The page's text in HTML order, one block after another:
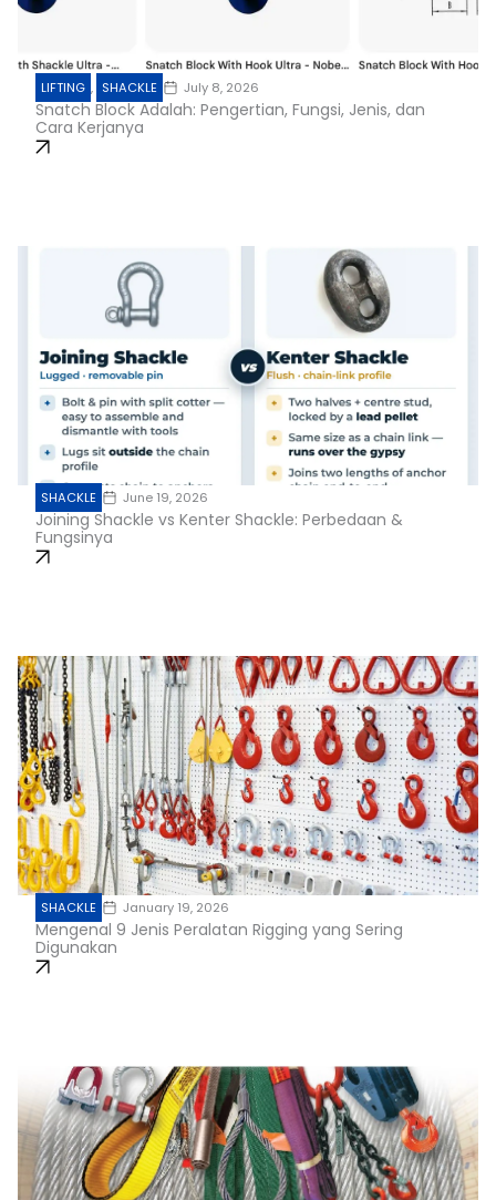
LIFTING , SHACKLE July 8, 2026
Snatch Block Adalah: Pengertian, Fungsi, Jenis, dan
Cara Kerjanya
SHACKLE June 19, 2026
Joining Shackle vs Kenter Shackle: Perbedaan &
Fungsinya
SHACKLE January 19, 2026
Mengenal 9 Jenis Peralatan Rigging yang Sering
Digunakan